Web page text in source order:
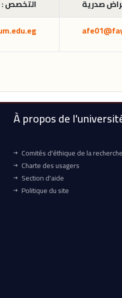
التخصص :
صدرية
À propos de
Comités d'éthique de la recherche
Charte des usagers
Section d'aide
Politique du site